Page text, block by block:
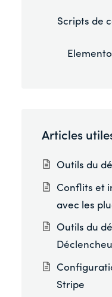
Scripts de
Articles
Outils du
Conflits et
avec les
Outils du
Stripe